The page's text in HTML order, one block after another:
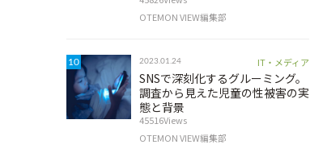
OTEMON VIEW編集部
10 2023.01.24 IT・メディア
SNSで深刻化するグルーミング。
調査から見えた児童の性被害の実
態と背景
45516Views
OTEMON VIEW編集部